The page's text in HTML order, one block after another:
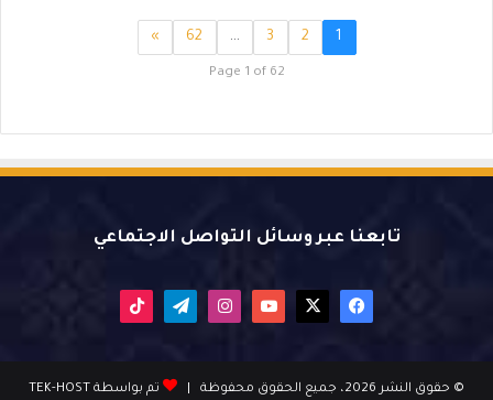
1
2
3
…
62
»
Page 1 of 62
تابعنا عبر وسائل التواصل الاجتماعي
فيسبوك يوتيوب انستقرام تيلقرام
© حقوق النشر 2026، جميع الحقوق محفوظة | تم بواسطة TEK-HOST